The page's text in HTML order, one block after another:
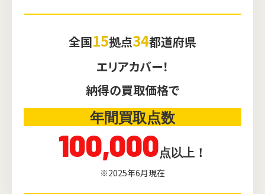
全国15拠点34都道府県
エリアカバー！
納得の買取価格で
年間買取点数
100,000点以上！
※2025年6月現在